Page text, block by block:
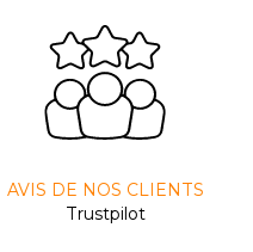
AVIS DE NOS CLIENTS
Trustpilot